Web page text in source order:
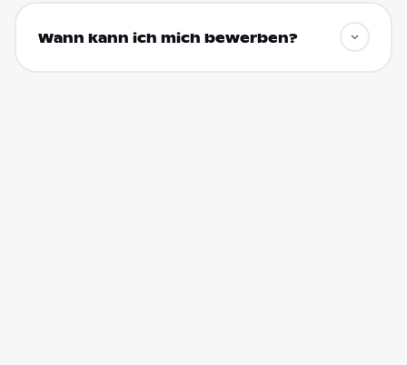
Wann kann ich mich bewerben?